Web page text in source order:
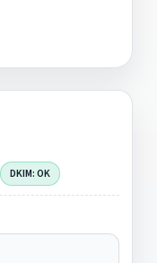
DKIM: OK